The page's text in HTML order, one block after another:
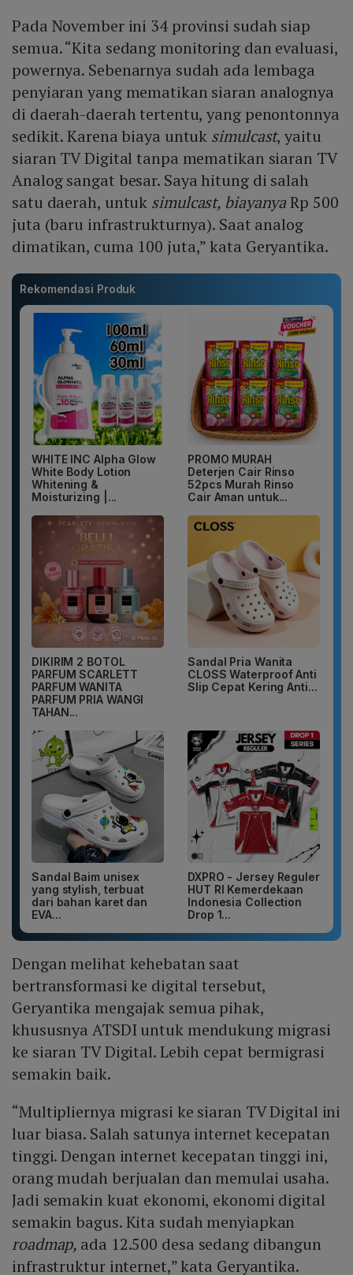
Pada November ini 34 provinsi sudah siap
semua. “Kita sedang monitoring dan evaluasi,
powernya. Sebenarnya sudah ada lembaga
penyiaran yang mematikan siaran analognya
di daerah-daerah tertentu, yang penontonnya
sedikit. Karena biaya untuk simulcast, yaitu
siaran TV Digital tanpa mematikan siaran TV
Analog sangat besar. Saya hitung di salah
satu daerah, untuk simulcast, biayanyaRp 500
juta (baru infrastrukturnya). Saat analog
dimatikan, cuma 100 juta,” kata Geryantika.
Rekomendasi Produk
WHITE INC Alpha Glow
White Body Lotion
Whitening &
Moisturizing |...
PROMO MURAH
Deterjen Cair Rinso
52pcs Murah Rinso
Cair Aman untuk...
DIKIRIM 2 BOTOL
PARFUM SCARLETT
PARFUM WANITA
PARFUM PRIA WANGI
TAHAN...
Sandal Pria Wanita
CLOSS Waterproof Anti
Slip Cepat Kering Anti...
Sandal Baim unisex
yang stylish, terbuat
dari bahan karet dan
EVA...
DXPRO - Jersey Reguler
HUT RI Kemerdekaan
Indonesia Collection
Drop 1...
Dengan melihat kehebatan saat
bertransformasi ke digital tersebut,
Geryantika mengajak semua pihak,
khususnya ATSDI untuk mendukung migrasi
ke siaran TV Digital. Lebih cepat bermigrasi
semakin baik.
“Multipliernya migrasi ke siaran TV Digital ini
luar biasa. Salah satunya internet kecepatan
tinggi. Dengan internet kecepatan tinggi ini,
orang mudah berjualan dan memulai usaha.
Jadi semakin kuat ekonomi, ekonomi digital
semakin bagus. Kita sudah menyiapkan
roadmap, ada 12.500 desa sedang dibangun
infrastruktur internet,” kata Geryantika.